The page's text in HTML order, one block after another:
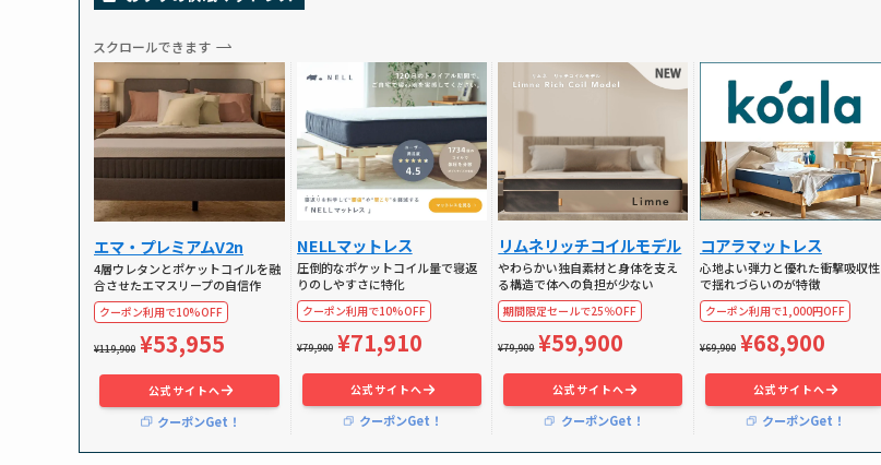
スクロールできます
エマ・プレミアムV2n
4層ウレタンとポケットコイルを融
合させたエマスリープの自信作
クーポン利用で10%OFF
¥119,900 ¥53,955
公式サイトへ
クーポンGet！
NELLマットレス
圧倒的なポケットコイル量で寝返
りのしやすさに特化
クーポン利用で10%OFF
¥79,900 ¥71,910
公式サイトへ
クーポンGet！
リムネリッチコイルモデル
やわらかい独自素材と身体を支え
る構造で体への負担が少ない
期間限定セールで25％OFF
¥79,900 ¥59,900
公式サイトへ
クーポンGet！
コアラマットレス
心地よい弾力と優れた衝撃吸収性
で揺れづらいのが特徴
クーポン利用で1,000円OFF
¥69,900 ¥68,900
公式サイトへ
クーポンGet！